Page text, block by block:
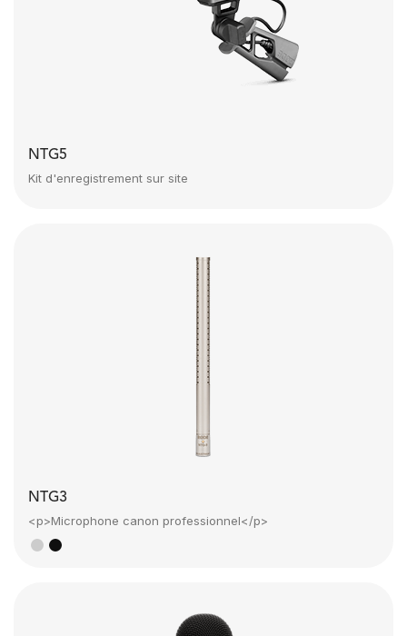
NTG5
Kit d'enregistrement sur site
NTG3
<p>Microphone canon professionnel</p>